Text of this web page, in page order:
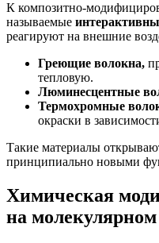
К композитно-
называемые
реагируют на внешние
Греющие волокна,
тепловую.
Люминесцентные
Термохромные
окраски в
Такие материалы
принципиально новыми
Химическая
на молекулярном